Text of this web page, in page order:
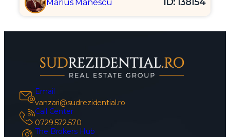
Marius Manescu
Email
vanzari@sudrezidential.ro
Call Center
0729.572.570
The Brokers Hub